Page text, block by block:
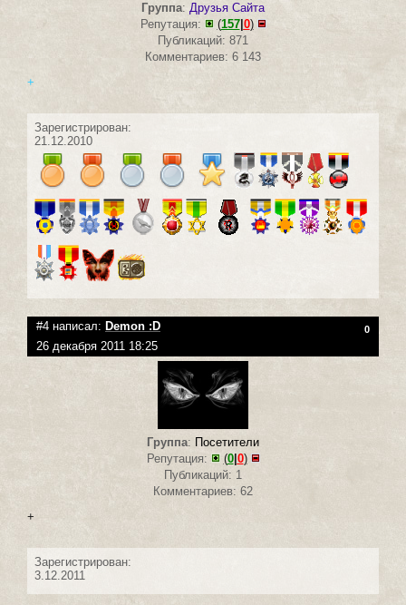
Группа: Друзья Сайта
Репутация:
(157| 0)
Публикаций: 871
Комментариев: 6 143
+
Зарегистрирован:
21.12.2010
#4 написал: Demon :D 0
26 декабря 2011 18:25
Группа: Посетители
Репутация:
(0| 0)
Публикаций: 1
Комментариев: 62
+
Зарегистрирован:
3.12.2011